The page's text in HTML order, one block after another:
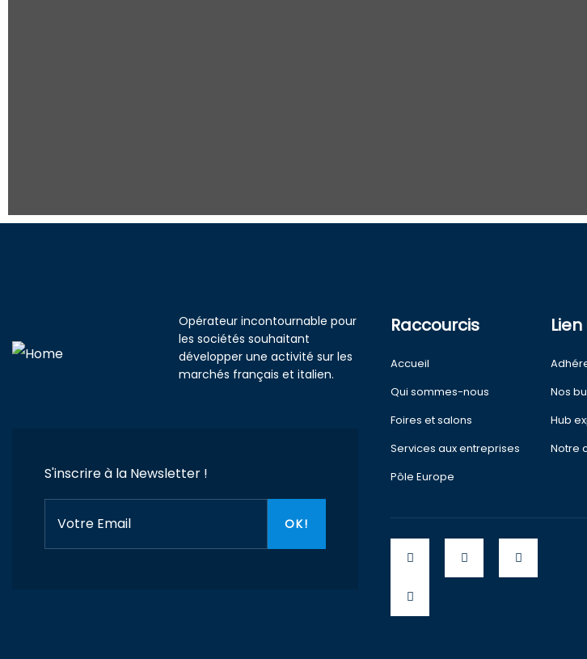
Opérateur incontournable pour
les sociétés souhaitant
développer une activité sur les
marchés français et italien.
S'inscrire à la Newsletter !
Raccourcis
Accueil
Qui sommes-nous
Foires et salons
Services aux entreprises
Pôle Europe
Nos
Hub
Notre